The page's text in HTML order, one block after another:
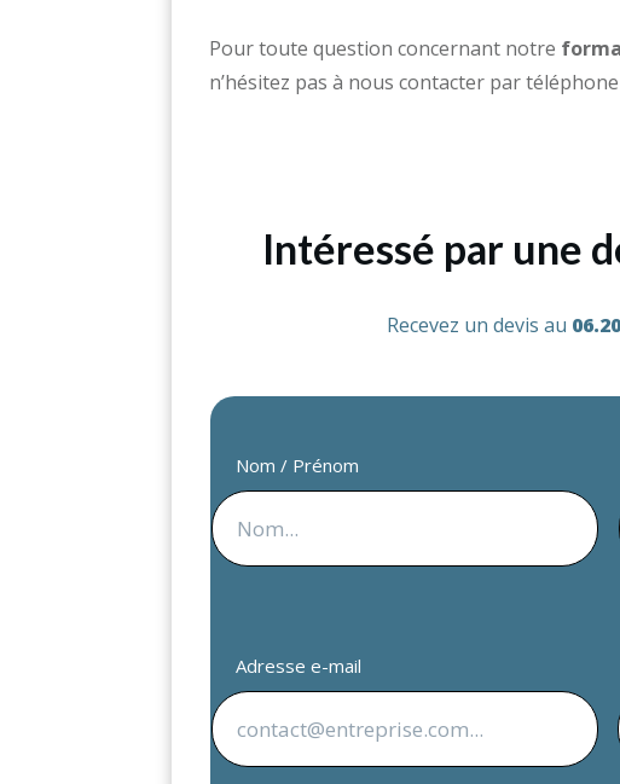
Pour toute question concernant notre
n’hésitez pas à nous contacter par
Intéressé par une
Recevez un devis au
Nom / Prénom
Adresse e-mail